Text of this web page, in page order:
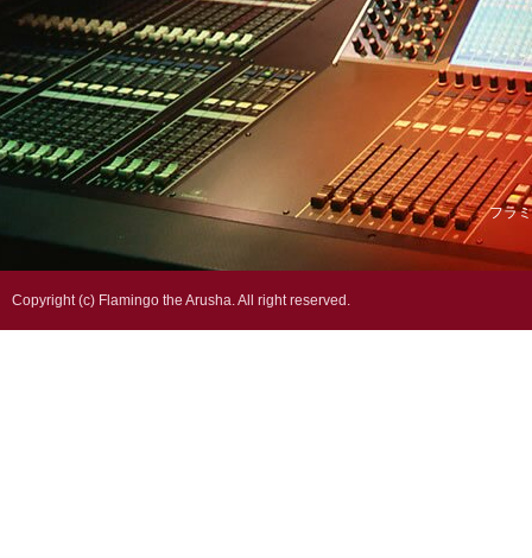
フラ
Copyright (c) Flamingo the Arusha. All right reserved.